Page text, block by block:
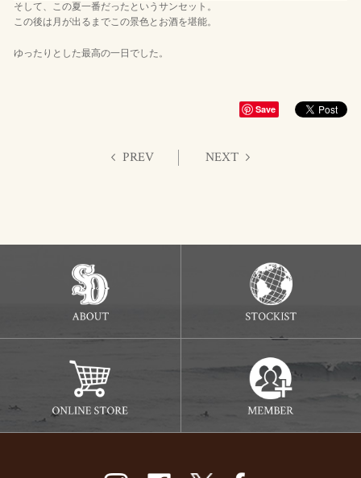
そして、この夏一番だったというサンセット。
この後は月が出るまでこの景色とお酒を堪能。
ゆったりとした最高の一日でした。
Save
PREV NEXT